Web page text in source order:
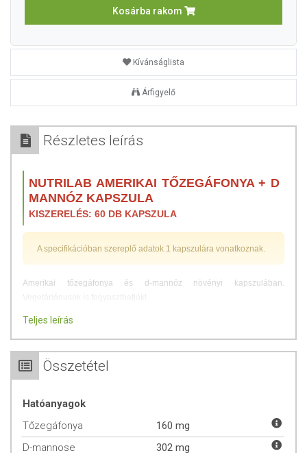
Kosárba rakom
Kívánságlista
Árfigyelő
Részletes leírás
NUTRILAB AMERIKAI TŐZEGÁFONYA + D
MANNÓZ KAPSZULA
KISZERELÉS: 60 DB KAPSZULA
A specifikációban szereplő adatok 1 kapszulára vonatkoznak.
Amerikai tőzegáfonya és d-mannóz növényi kapszulában.
Napi ajánlott fogyasztás: Naponta 1-2 kapszula fogyasztása ajánlott. A
kapszulát bármilyen, tetszőleges mennyiségű folyadékkal
fogyaszthatja.
ÖSSZETÉTEL
Összetevők:D-mannóz por, amerikai tőzegáfonya kivonata, hidroxi-
propil-metil-cellulóz (kapszulahéj), növényi eredetű magnézium-
sztearát (csomósodást gátló).
Teljes leírás
Összetétel
Hatóanyagok
Tőzegáfonya
160 mg
D-mannose
302 mg